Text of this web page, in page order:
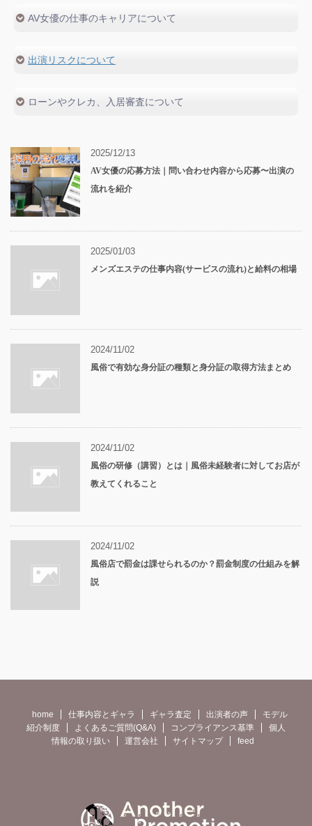
女性向けAV
主な出演理由
私生活
AV女優の仕事のキャリアについて
仕事をもらい続ける方法
転職方法
出演リスクについて
出演強要の手口
妊娠事情
ノンアダルト求人
ローンやクレカ、入居審査について
ローン・クレカの申請について
2025/12/13
AV女優の応募方法｜問い合わせ内容から応募〜出演の
流れを紹介
2025/01/03
メンズエステの仕事内容(サービスの流れ)と給料の相場
2024/11/02
風俗で有効な身分証の種類と身分証の取得方法まとめ
2024/11/02
風俗の研修（講習）とは｜風俗未経験者に対してお店が
教えてくれること
2024/11/02
風俗店で罰金は課せられるのか？罰金制度の仕組みを解
説
home 仕事内容とギャラ ギャラ査定 出演者の声
モデル
紹介制度
よくあるご質問(Q&A) コンプライアンス基準
個人
情報の取り扱い
運営会社 サイトマップ feed